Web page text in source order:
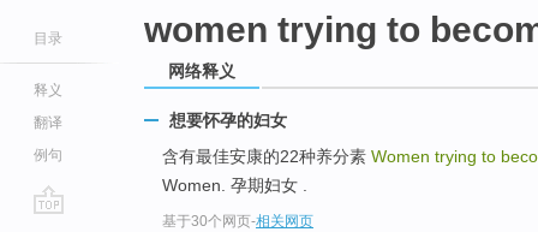
目录
释义
翻译
例句
women trying to
网络释义
想要怀孕的妇女
含有最佳安康的22种养分素 Women trying to
Women. 孕期妇女 .
基于30个网页-相关网页